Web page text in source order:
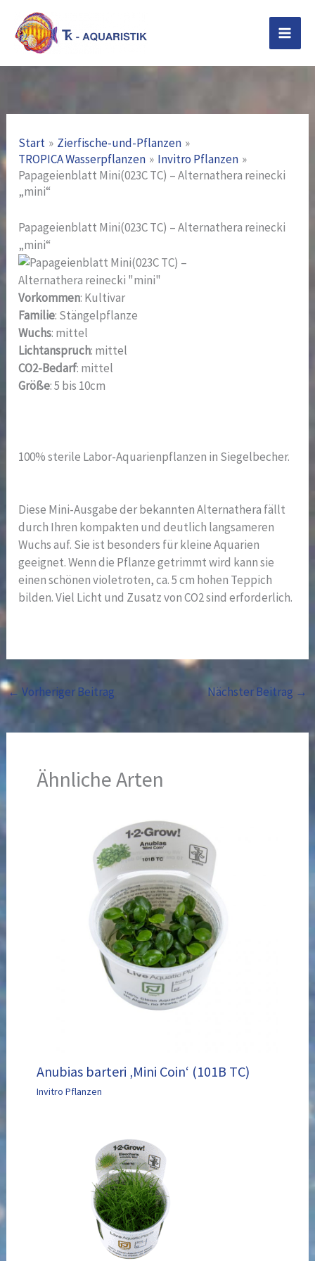
Inhalt
springen
Start
Zierfische-und-Pflanzen
TROPICA Wasserpflanzen
Invitro Pflanzen
Papageienblatt Mini(023C TC) – Alternathera reinecki
„mini“
Papageienblatt Mini(023C TC) – Alternathera reinecki
„mini“
Vorkommen: Kultivar
Familie: Stängelpflanze
Wuchs: mittel
Lichtanspruch: mittel
CO2-Bedarf: mittel
Größe: 5 bis 10cm
100% sterile Labor-Aquarienpflanzen in Siegelbecher.
Diese Mini-Ausgabe der bekannten Alternathera fällt
durch Ihren kompakten und deutlich langsameren
Wuchs auf. Sie ist besonders für kleine Aquarien
geeignet. Wenn die Pflanze getrimmt wird kann sie
einen schönen violetroten, ca. 5 cm hohen Teppich
bilden. Viel Licht und Zusatz von CO2 sind erforderlich.
← Vorheriger Beitrag Nächster Beitrag →
Ähnliche Arten
Anubias barteri ‚Mini Coin‘ (101B TC)
Invitro Pflanzen